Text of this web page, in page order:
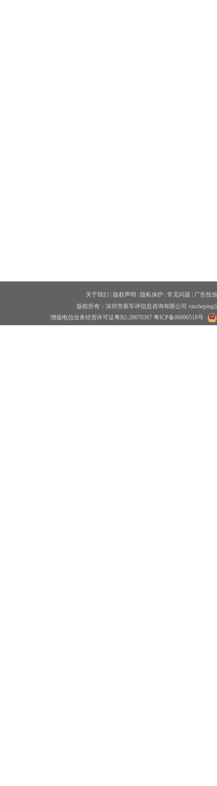
关于我们 版权声明 隐私保护 常见问题
广告投放
版权所有：深圳市新车评信息咨询有限公司
增值电信业务经营许可证粤B2-20070367 粤ICP备06090518号